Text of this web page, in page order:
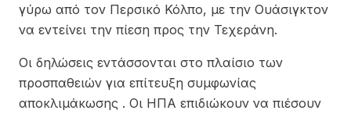
γύρω από τον Περσικό Κόλπο, με την Ουάσιγκτον
να εντείνει την πίεση προς την Τεχεράνη.
Οι δηλώσεις εντάσσονται στο πλαίσιο των
προσπαθειών για επίτευξη συμφωνίας
αποκλιμάκωσης . Οι ΗΠΑ επιδιώκουν να πιέσουν